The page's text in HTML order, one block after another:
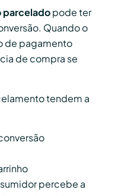
parceladopode ter
Quando o
de pagamento
de compra se
tendem a
percebe a